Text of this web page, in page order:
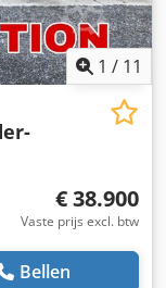
1 / 11
€ 38.900
Vaste prijs excl. btw
Bellen